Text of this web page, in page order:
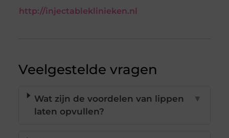
http://injectableklinieken.nl
Veelgestelde vragen
Wat zijn de voordelen van lippen
laten opvullen?
▼